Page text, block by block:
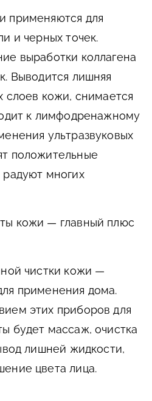
применяются для
и черных точек.
выработки коллагена
Выводится лишняя
слоев кожи, снимается
к лимфодренажному
ультразвуковых
положительные
многих
кожи — главный плюс
чистки кожи —
применения дома.
этих приборов для
будет массаж, очистка
лишней жидкости,
цвета лица.